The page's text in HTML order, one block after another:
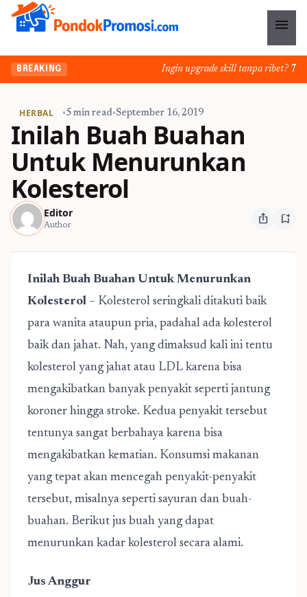
menu
BREAKING Ingin upgrade skill tanpa ribet?
HERBAL •5 min read•September 16, 2019
Inilah Buah Buahan
Untuk Menurunkan
Kolesterol
Editor
Author ios_share bookmark_add
Inilah Buah Buahan Untuk Menurunkan
Kolesterol – Kolesterol seringkali ditakuti baik
para wanita ataupun pria, padahal ada kolesterol
baik dan jahat. Nah, yang dimaksud kali ini tentu
kolesterol yang jahat atau LDL karena bisa
mengakibatkan banyak penyakit seperti jantung
koroner hingga stroke. Kedua penyakit tersebut
tentunya sangat berbahaya karena bisa
mengakibatkan kematian. Konsumsi makanan
yang tepat akan mencegah penyakit-penyakit
tersebut, misalnya seperti sayuran dan buah-
buahan. Berikut jus buah yang dapat
menurunkan kadar kolesterol secara alami.
Jus Anggur